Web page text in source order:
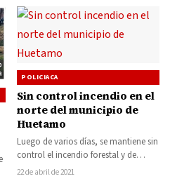
POLICIACA
Sin control incendio en el
norte del municipio de
Huetamo
Luego de varios días, se mantiene sin
control el incendio forestal y de
pastizales que afecta a varios…
22 de abril de 2021